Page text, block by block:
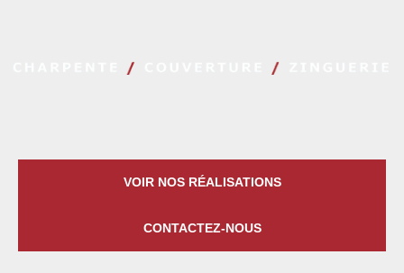
VOIR NOS RÉALISATIONS
CONTACTEZ-NOUS